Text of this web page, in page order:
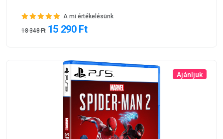
A mi értékelésünk
18 348 Ft 15 290 Ft
Ajánljuk